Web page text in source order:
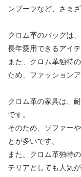
ンブーツなど、さま
クロム革のバッグは
長年愛用できるアイ
また、クロム革独特
ため、ファッション
クロム革の家具は、
です。
そのため、ソファー
とが多いです。
また、クロム革独特
テリアとしても人気が